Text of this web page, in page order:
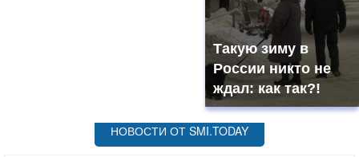
Такую зиму в
России никто не
ждал: как так?!